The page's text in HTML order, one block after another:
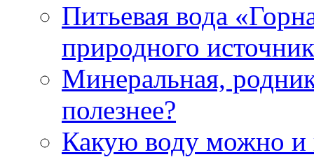
Питьевая вода
природного
Минеральная,
полезнее?
Какую воду можно и